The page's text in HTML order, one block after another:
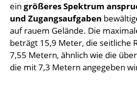
ein größeres Spektrum
und Zugangsaufgaben
auf rauem Gelände. Die
beträgt 15,9 Meter, die seitliche
7,55 Metern, ähnlich wie die
die mit 7,3 Metern angegeben